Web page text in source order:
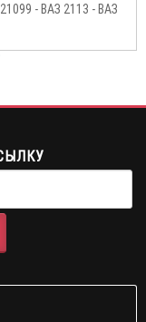
- ВAЗ 2113 - ВАЗ